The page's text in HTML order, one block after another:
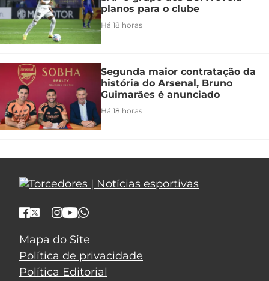
planos para o clube
Há 18 horas
Segunda maior contratação da
história do Arsenal, Bruno
Guimarães é anunciado
Há 18 horas
Mapa do Site
Política de privacidade
Política Editorial